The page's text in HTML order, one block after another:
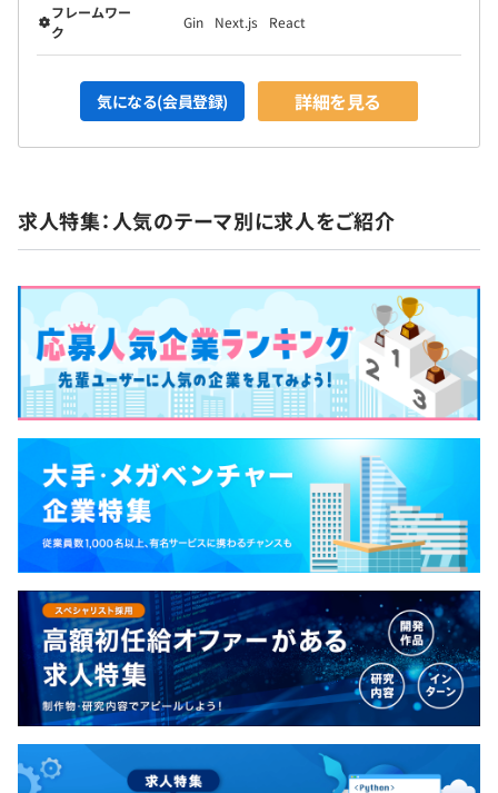
フレームワー
ク
Gin Next.js React
気になる(会員登録) 詳細を見る
求人特集：人気のテーマ別に求人をご紹介